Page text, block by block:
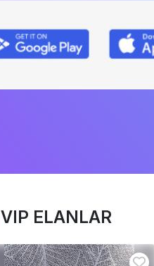
VIP ELANLAR